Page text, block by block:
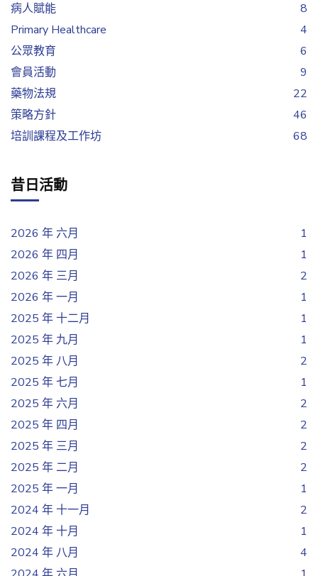
病人賦能
8
Primary Healthcare
4
公眾教育
6
會員活動
9
藥物法規
22
策略方針
46
培訓課程及工作坊
68
昔日活動
2026 年 六月
1
2026 年 四月
1
2026 年 三月
2
2026 年 一月
1
2025 年 十二月
1
2025 年 九月
1
2025 年 八月
2
2025 年 七月
1
2025 年 六月
2
2025 年 四月
2
2025 年 三月
2
2025 年 二月
2
2025 年 一月
1
2024 年 十一月
2
2024 年 十月
1
2024 年 八月
4